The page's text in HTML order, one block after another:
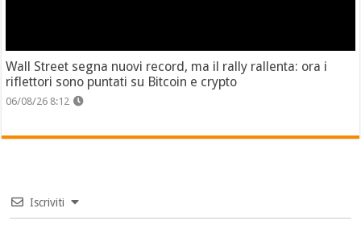
Wall Street segna nuovi record, ma il rally rallenta: ora i
riflettori sono puntati su Bitcoin e crypto
06/08/26 8:12
Iscriviti